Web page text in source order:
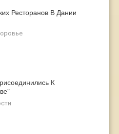
Ресторанов В Дании
К